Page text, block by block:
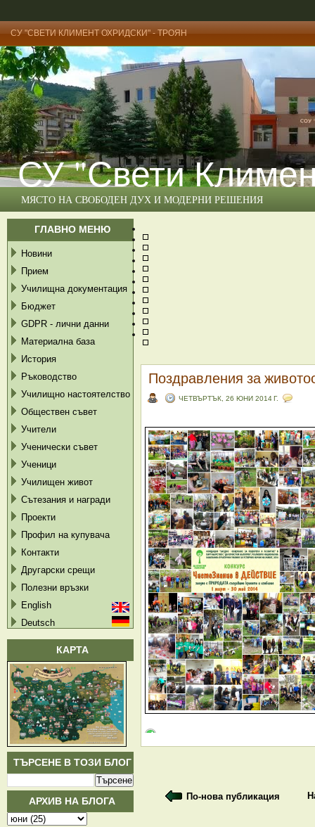
СУ "СВЕТИ КЛИМЕНТ ОХРИДСКИ" - ТРОЯН
СУ "Свети
МЯСТО НА СВОБОДЕН ДУХ И МОДЕРНИ РЕШЕНИЯ
ГЛАВНО МЕНЮ
Новини
Прием
Училищна документация
Бюджет
GDPR - лични данни
Материална база
История
Ръководство
Училищно настоятелство
Обществен съвет
Учители
Ученически съвет
Ученици
Училищен живот
Сътезания и награди
Проекти
Профил на купувача
Контакти
Другарски срещи
Полезни връзки
English
Deutsch
КАРТА
ТЪРСЕНЕ В ТОЗИ БЛОГ
АРХИВ НА БЛОГА
Поздравления за
ЧЕТВЪРТЪК, 26 ЮНИ 2014 Г.
По-нова публикация